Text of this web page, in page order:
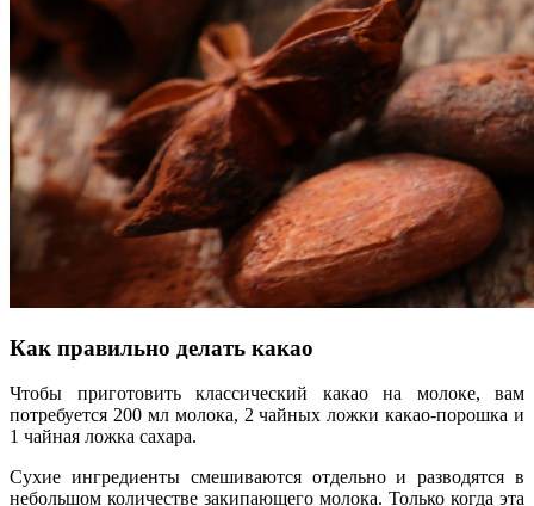
Как правильно делать какао
Чтобы приготовить классический какао на молоке, вам
потребуется 200 мл молока, 2 чайных ложки какао-порошка и
1 чайная ложка сахара.
Сухие ингредиенты смешиваются отдельно и разводятся в
небольшом количестве закипающего молока. Только когда эта